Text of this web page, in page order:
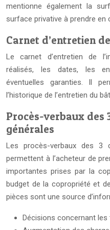
mentionne également la
surface privative à prendre en
Carnet d’entretien
Le carnet d’entretien de
réalisés, les dates, les
éventuelles garanties. Il
l’historique de l’entretien du
Procès-verbaux des
générales
Les procès-verbaux des 3
permettent à l’acheteur de
importantes prises par la
budget de la copropriété et
pièces sont une source
Décisions concernant les